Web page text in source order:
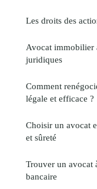
Les droits des
Avocat immobilier
juridiques
Comment
légale et efficace ?
Choisir un avocat
et sûreté
Trouver un avocat
bancaire